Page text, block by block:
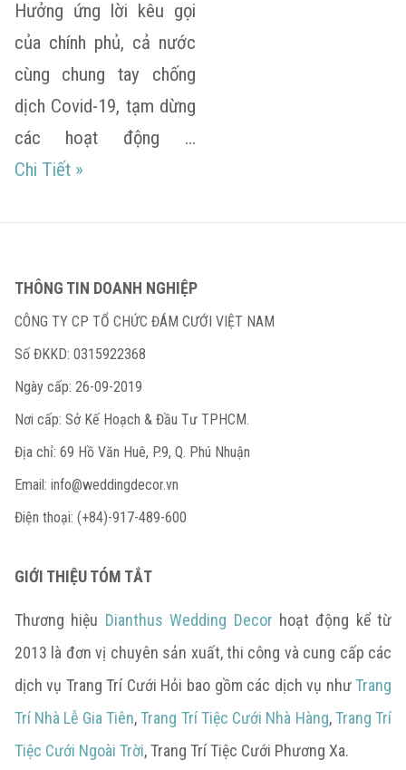
Hưởng ứng lời kêu gọi
của chính phủ, cả nước
cùng chung tay chống
dịch Covid-19, tạm dừng
các hoạt động …
Chi Tiết Trang Trí Lễ Cưới mùa Covid gồm những gì?
»
THÔNG TIN DOANH NGHIỆP
CÔNG TY CP TỔ CHỨC ĐÁM CƯỚI VIỆT NAM
Số ĐKKD: 0315922368
Ngày cấp: 26-09-2019
Nơi cấp: Sở Kế Hoạch & Đầu Tư TPHCM.
Địa chỉ: 69 Hồ Văn Huê, P.9, Q. Phú Nhuận
Email: info@weddingdecor.vn
Điện thoại: (+84)-917-489-600
GIỚI THIỆU TÓM TẮT
Thương hiệu Dianthus Wedding Decor hoạt động kể từ
2013 là đơn vị chuyên sản xuất, thi công và cung cấp các
dịch vụ Trang Trí Cưới Hỏi bao gồm các dịch vụ nhưTrang
Trí Nhà Lễ Gia Tiên,Trang Trí Tiệc Cưới Nhà Hàng,Trang Trí
Tiệc Cưới Ngoài Trời, Trang Trí Tiệc Cưới Phương Xa.